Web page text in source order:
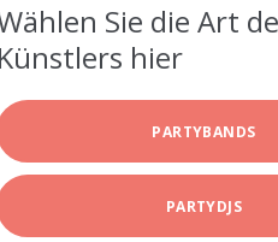
Sie die Art
Künstlers hier
PARTYBANDS
PARTYDJS